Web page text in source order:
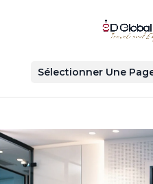
Sélectionner Une